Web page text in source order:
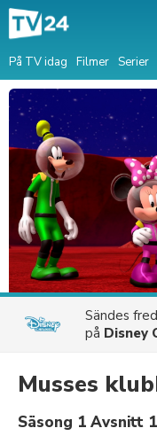
På TV idag Filmer Serier
Sändes
på Disney
Musses
Säsong 1 Avsnitt